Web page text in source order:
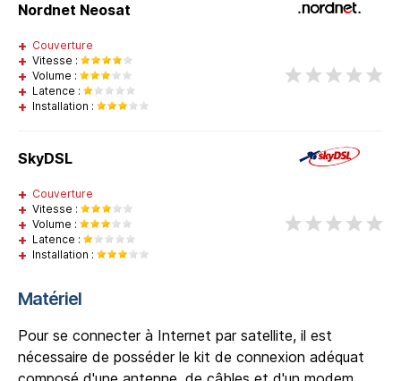
Nordnet Neosat
Couverture
Vitesse :
Volume :
Latence :
Installation :
SkyDSL
Couverture
Vitesse :
Volume :
Latence :
Installation :
Matériel
Pour se connecter à Internet par satellite, il est
nécessaire de posséder le kit de connexion adéquat